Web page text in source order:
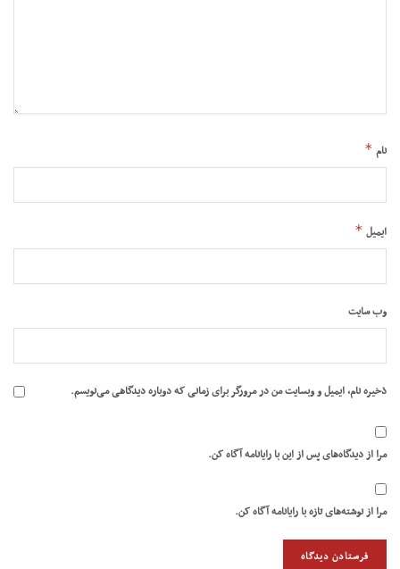
نام *
ایمیل *
وب‌ سایت
ذخیره نام، ایمیل و وبسایت من در مرورگر برای زمانی که دوباره دیدگاهی می‌نویسم.
مرا از دیدگاه‌های پس از این با رایانامه آگاه کن.
مرا از نوشته‌های تازه با رایانامه آگاه کن.